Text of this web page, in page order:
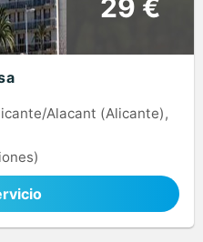
29 €
Alacant (Alicante),